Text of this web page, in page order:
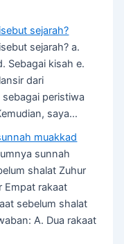
sejarah?
sejarah? a.
Sebagai kisah e.
dari
peristiwa
saya…
muakkad
sunnah
shalat Zuhur
Empat rakaat
sebelum shalat
A. Dua rakaat